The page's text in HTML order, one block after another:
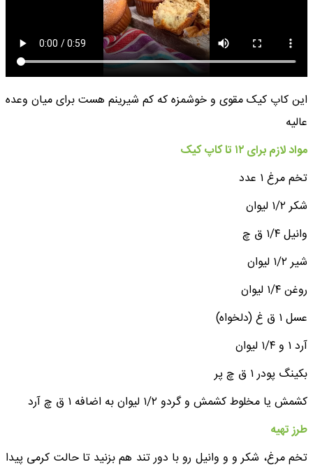
این کاپ کیک مقوی و‌ خوشمزه که کم شیرینم هست برای میان وعده
عالیه
مواد لازم برای ۱۲ تا کاپ کیک
تخم مرغ ۱ عدد
شکر ۱/۲ لیوان
وانیل ۱/۴ ق چ
شیر ۱/۲ لیوان
روغن ۱/۴ لیوان
عسل ۱ ق غ (دلخواه)
آرد ۱ و ۱/۴ لیوان
بکینگ پودر ۱ ق چ پر
کشمش یا مخلوط کشمش و گردو ۱/۲ لیوان به اضافه ۱ ق چ آرد
طرز تهیه
تخم مرغ، شکر و‌ و وانیل رو با دور تند هم بزنید تا حالت کرمی پیدا